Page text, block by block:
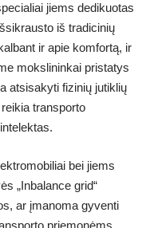
jiems dedikuotas
iš tradicinių
ir apie komfortą, ir
mokslininkai pristatys
atsisakyti fizinių jutiklių
transporto
bei jiems
„Inbalance grid“
ar įmanoma gyventi
priemonėms